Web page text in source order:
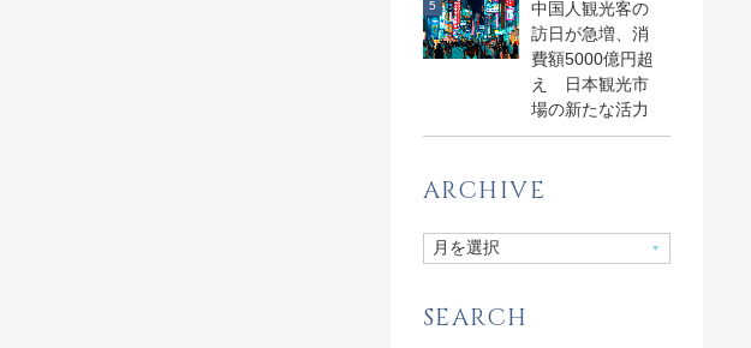
中国人観光客の
訪日が急増、消
費額5000億円超
え 日本観光市
場の新たな活力
ARCHIVE
SEARCH